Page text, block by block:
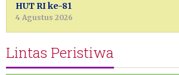
HUT RI ke-81
4 Agustus 2026
Lintas Peristiwa